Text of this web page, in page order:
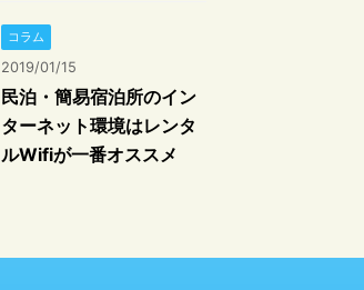
コラム
2019/01/15
民泊・簡易宿泊所のイン
ターネット環境はレンタ
ルWifiが一番オススメ